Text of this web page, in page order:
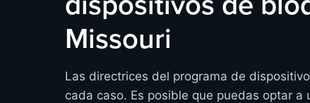
Missouri
Las directrices del programa de
cada caso. Es posible que puedas optar